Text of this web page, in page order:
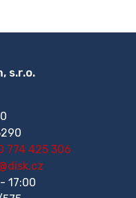
s.r.o.
774 425 306
17:00